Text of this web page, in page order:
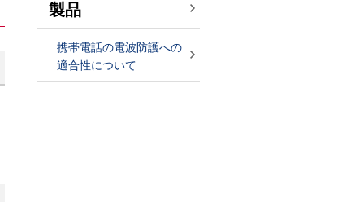
製品
携帯電話の電波防護への
適合性について